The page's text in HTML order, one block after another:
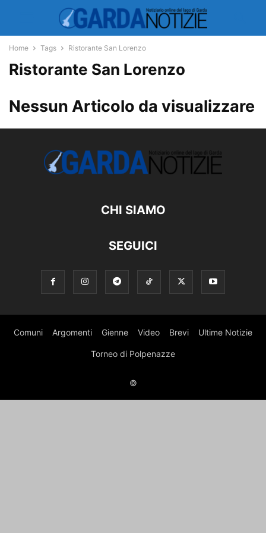
Home Tags Ristorante San Lorenzo
Ristorante San Lorenzo
Nessun Articolo da visualizzare
CHI SIAMO
SEGUICI
Comuni Argomenti Gienne Video Brevi Ultime Notizie
Torneo di Polpenazze
©